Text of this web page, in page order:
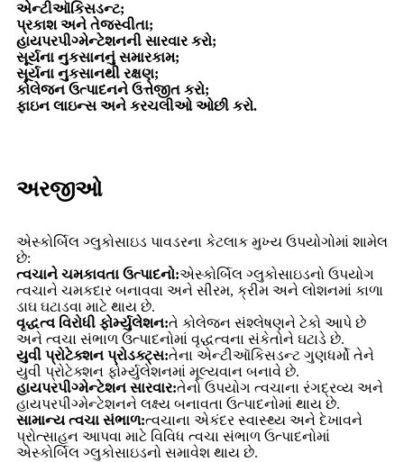
એન્ટીઑકિસડન્ટ;
પ્રકાશ અને તેજસ્વીતા;
હાયપરપીગ્મેન્ટેશનની સારવાર કરો;
સૂર્યના નુકસાનનું સમારકામ;
સૂર્યના નુકસાનથી રક્ષણ;
કોલેજન ઉત્પાદનને ઉત્તેજીત કરો;
ફાઇન લાઇન્સ અને કરચલીઓ ઓછી કરો.
અરજીઓ
એસ્કોર્બિલ ગ્લુકોસાઇડ પાવડરના કેટલાક મુખ્ય ઉપયોગોમાં શામેલ
છે:
ત્વચાને ચમકાવતા ઉત્પાદનો:એસ્કોર્બિલ ગ્લુકોસાઇડનો ઉપયોગ
ત્વચાને ચમકદાર બનાવવા અને સીરમ, ક્રીમ અને લોશનમાં કાળા
ડાઘ ઘટાડવા માટે થાય છે.
વૃદ્ધત્વ વિરોધી ફોર્મ્યુલેશન:તે કોલેજન સંશ્લેષણને ટેકો આપે છે
અને ત્વચા સંભાળ ઉત્પાદનોમાં વૃદ્ધત્વના સંકેતોને ઘટાડે છે.
યુવી પ્રોટેક્શન પ્રોડક્ટ્સ:તેના એન્ટીઑકિસડન્ટ ગુણધર્મો તેને
યુવી પ્રોટેક્શન ફોર્મ્યુલેશનમાં મૂલ્યવાન બનાવે છે.
હાયપરપીગ્મેન્ટેશન સારવાર:તેનો ઉપયોગ ત્વચાના રંગદ્રવ્ય અને
હાયપરપીગ્મેન્ટેશનને લક્ષ્ય બનાવતા ઉત્પાદનોમાં થાય છે.
સામાન્ય ત્વચા સંભાળ:ત્વચાના એકંદર સ્વાસ્થ્ય અને દેખાવને
પ્રોત્સાહન આપવા માટે વિવિધ ત્વચા સંભાળ ઉત્પાદનોમાં
એસ્કોર્બિલ ગ્લુકોસાઇડનો સમાવેશ થાય છે.